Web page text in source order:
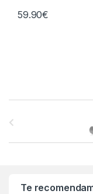
59.90€
Te